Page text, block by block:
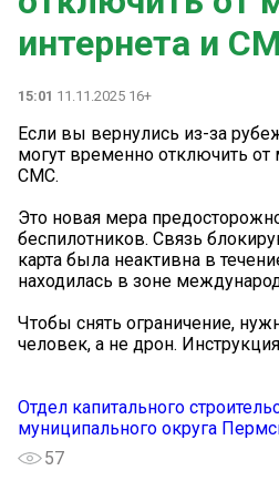
интернета и
15:01 11.11.2025 16+
Если вы вернулись из-за
могут временно отключить от
СМС.
Это новая мера
беспилотников. Связь
карта была неактивна в
находилась в зоне
Чтобы снять ограничение,
человек, а не дрон.
Отдел капитального
муниципального округа
57